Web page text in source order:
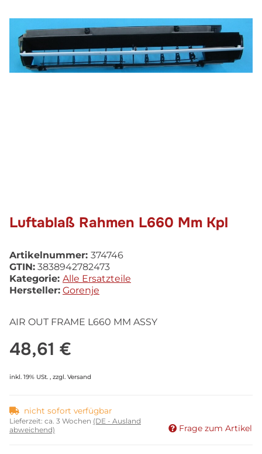
Luftablaß Rahmen L660 Mm Kpl
Artikelnummer: 374746
GTIN: 3838942782473
Kategorie: Alle Ersatzteile
Hersteller: Gorenje
AIR OUT FRAME L660 MM ASSY
48,61 €
inkl. 19% USt. , zzgl. Versand
nicht sofort verfügbar
Lieferzeit: ca. 3 Wochen (DE - Ausland
abweichend)
Frage zum Artikel